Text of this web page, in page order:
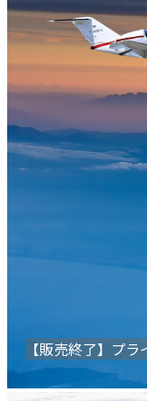
【販売終了】プ